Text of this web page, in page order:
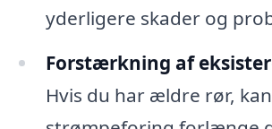
yderligere skader og
Forstærkning af
Hvis du har ældre rør, kan